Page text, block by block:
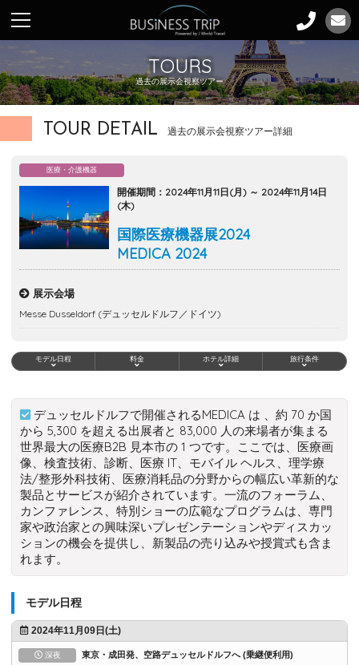
TOURS
過去の展示会視察ツアー
TOUR DETAIL 過去の展示会視察ツアー詳細
医療・介護機器
開催期間：2024年11月11日(月) ～ 2024年11月14日
(木)
国際医療機器展2024
MEDICA 2024
展示会場
Messe Dusseldorf (デュッセルドルフ／ドイツ)
モデル日程 料金 ホテル詳細 旅行条件
デュッセルドルフで開催されるMEDICA は 、約 70 か国
から 5,300 を超える出展者と 83,000 人の来場者が集まる
世界最大の医療B2B 見本市の 1 つです。ここでは、医療画
像、検査技術、診断、医療 IT、モバイル ヘルス、理学療
法/整形外科技術、医療消耗品の分野からの幅広い革新的な
製品とサービスが紹介されています。一流のフォーラム、
カンファレンス、特別ショーの広範なプログラムは、専門
家や政治家との興味深いプレゼンテーションやディスカッ
ションの機会を提供し、新製品の売り込みや授賞式も含ま
れます。
モデル日程
2024年11月09日(土)
深夜 東京・成田発、空路デュッセルドルフへ (乗継便利用)